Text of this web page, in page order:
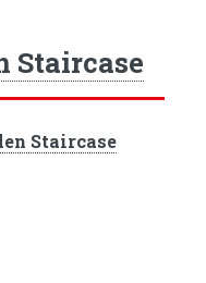
Staircase
Staircase